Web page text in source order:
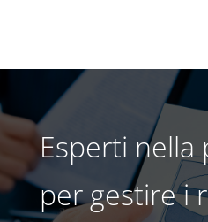
Esperti nella
per gestire i